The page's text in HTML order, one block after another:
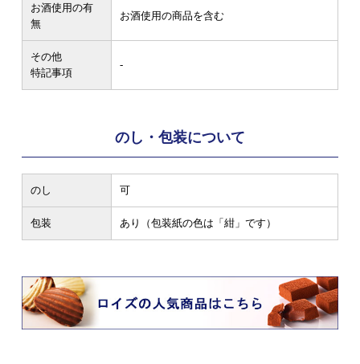
お酒使用の有
無
お酒使用の商品を含む
その他
特記事項
-
のし・包装について
のし 可
包装 あり（包装紙の色は「紺」です）